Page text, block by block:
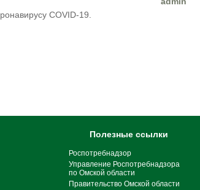
COVID-19.
Полезные ссылки
Роспотребнадзор
Управление Роспотребнадзора
по Омской области
Правительство Омской области